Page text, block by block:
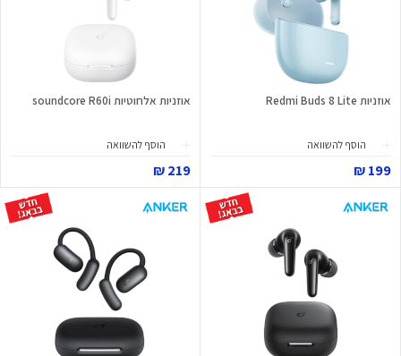
אוזניות Redmi Buds 8 Lite
הוסף להשוואה
199 ₪
אוזניות אלחוטיות soundcore R60i
הוסף להשוואה
219 ₪